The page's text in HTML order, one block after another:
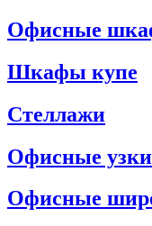
Офисные
Шкафы купе
Стеллажи
Офисные
Офисные